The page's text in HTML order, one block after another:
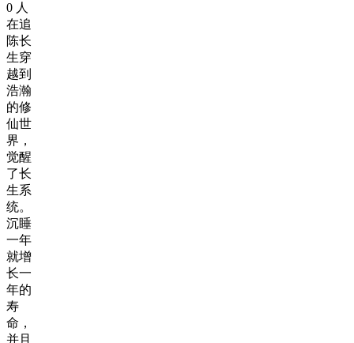
0 人
在追
陈长
生穿
越到
浩瀚
的修
仙世
界，
觉醒
了长
生系
统。
沉睡
一年
就增
长一
年的
寿
命，
并且